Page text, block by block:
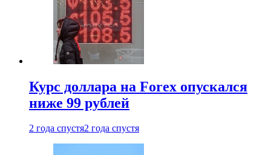
Курс доллара на Forex опускался
ниже 99 рублей
2 года спустя2 года спустя